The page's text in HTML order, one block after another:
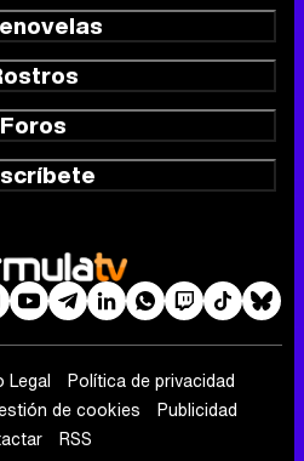
Foros
Legal
Política de privacidad
de cookies
Publicidad
RSS